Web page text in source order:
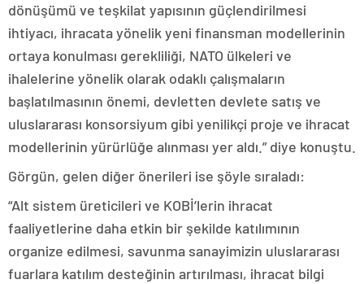
dönüşümü ve teşkilat yapısının güçlendirilmesi
ihtiyacı, ihracata yönelik yeni finansman modellerinin
ortaya konulması gerekliliği, NATO ülkeleri ve
ihalelerine yönelik olarak odaklı çalışmaların
başlatılmasının önemi, devletten devlete satış ve
uluslararası konsorsiyum gibi yenilikçi proje ve ihracat
modellerinin yürürlüğe alınması yer aldı.” diye konuştu.
Görgün, gelen diğer önerileri ise şöyle sıraladı:
“Alt sistem üreticileri ve KOBİ’lerin ihracat
faaliyetlerine daha etkin bir şekilde katılımının
organize edilmesi, savunma sanayimizin uluslararası
fuarlara katılım desteğinin artırılması, ihracat bilgi